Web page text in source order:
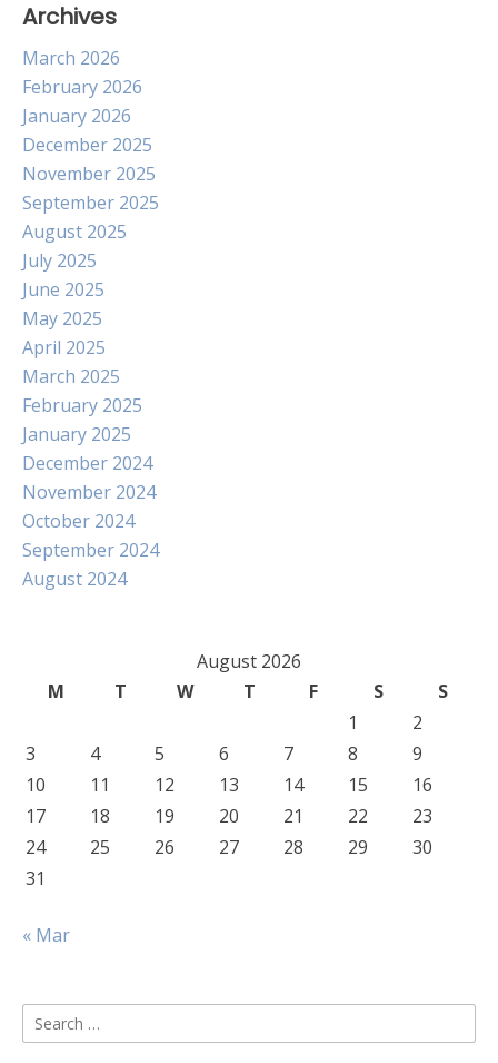
Archives
March 2026
February 2026
January 2026
December 2025
November 2025
September 2025
August 2025
July 2025
June 2025
May 2025
April 2025
March 2025
February 2025
January 2025
December 2024
November 2024
October 2024
September 2024
August 2024
August 2026
M
T W T F S
S
1
2
3
4 5 6 7 8
9
10
11 12 13 14 15
16
17
18 19 20 21 22
23
24
25 26 27 28 29
30
31
« Mar
Search
for: